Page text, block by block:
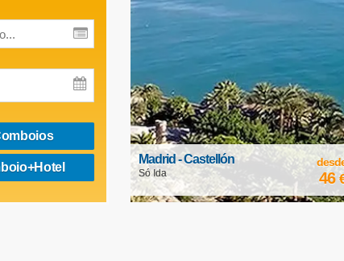
Madrid - Castellón
Só Ida 46